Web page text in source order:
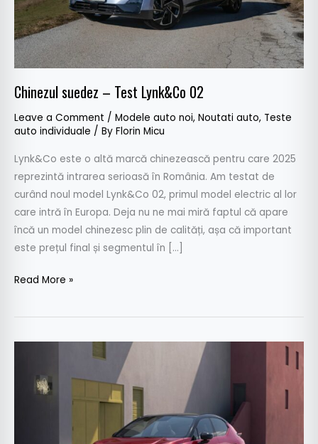
Chinezul suedez – Test Lynk&Co 02
Leave a Comment / Modele auto noi, Noutati auto, Teste
auto individuale / By Florin Micu
Lynk&Co este o altă marcă chinezească pentru care 2025
reprezintă intrarea serioasă în România. Am testat de
curând noul model Lynk&Co 02, primul model electric al lor
care intră în Europa. Deja nu ne mai miră faptul că apare
încă un model chinezesc plin de calități, așa că important
este prețul final și segmentul în […]
Read More »